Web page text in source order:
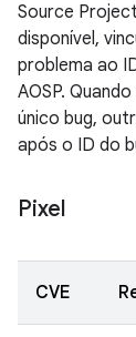
Source
disponível,
problema ao
AOSP.
único bug,
após o ID do
Pixel
CVE